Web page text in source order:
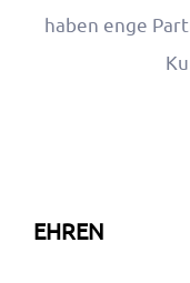
haben enge
EHREN